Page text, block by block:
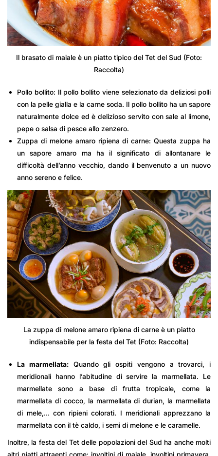
Il brasato di maiale è un piatto tipico del Tet del Sud (Foto:
Raccolta)
Pollo bollito: Il pollo bollito viene selezionato da deliziosi polli
con la pelle gialla e la carne soda. Il pollo bollito ha un sapore
naturalmente dolce ed è delizioso servito con sale al limone,
pepe o salsa di pesce allo zenzero.
Zuppa di melone amaro ripiena di carne: Questa zuppa ha
un sapore amaro ma ha il significato di allontanare le
difficoltà dell’anno vecchio, dando il benvenuto a un nuovo
anno sereno e felice.
La zuppa di melone amaro ripiena di carne è un piatto
indispensabile per la festa del Tet (Foto: Raccolta)
La marmellata:Quando gli ospiti vengono a trovarci, i
meridionali hanno l’abitudine di servire la marmellata. Le
marmellate sono a base di frutta tropicale, come la
marmellata di cocco, la marmellata di durian, la marmellata
di mele,… con ripieni colorati. I meridionali apprezzano la
marmellata con il tè caldo, i semi di melone e le caramelle.
Inoltre, la festa del Tet delle popolazioni del Sud ha anche molti
altri piatti attraenti come: involtini di maiale, involtini primavera,